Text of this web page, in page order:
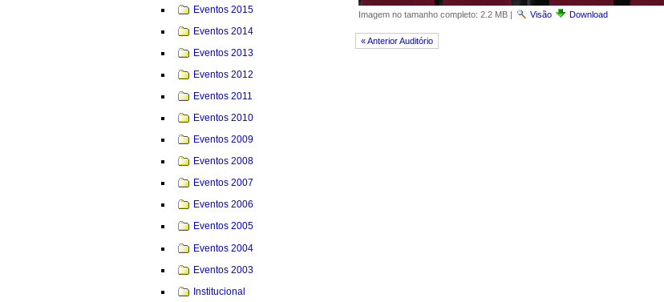
Imagem no tamanho completo: 2.2 MB| Visão Download
« Anterior Auditório
Eventos 2015
Eventos 2014
Eventos 2013
Eventos 2012
Eventos 2011
Eventos 2010
Eventos 2009
Eventos 2008
Eventos 2007
Eventos 2006
Eventos 2005
Eventos 2004
Eventos 2003
Institucional